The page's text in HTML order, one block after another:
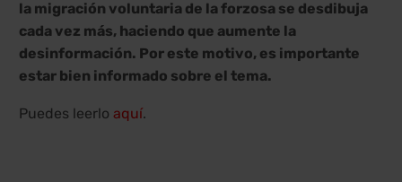
la migración voluntaria de la forzosa se desdibuja
cada vez más, haciendo que aumente la
desinformación. Por este motivo, es importante
estar bien informado sobre el tema.
Puedes leerlo aquí.